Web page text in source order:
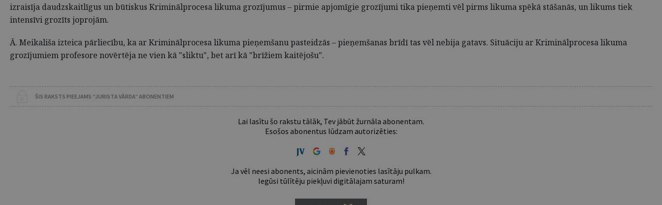
izraisīja daudzskaitlīgus un būtiskus Kriminālprocesa likuma grozījumus – pirmie apjomīgie grozījumi tika pieņemti vēl pirms likuma spēkā stāšanās, un likums tiek
intensīvi grozīts joprojām.
Ā. Meikališa izteica pārliecību, ka ar Kriminālprocesa likuma pieņemšanu pasteidzās – pieņemšanas brīdī tas vēl nebija gatavs. Situāciju ar Kriminālprocesa likuma
grozījumiem profesore novērtēja ne vien kā "sliktu", bet arī kā "brīžiem kaitējošu".
ŠIS RAKSTS PIEEJAMS “JURISTA VĀRDA” ABONENTIEM
Lai lasītu šo rakstu tālāk, Tev jābūt žurnāla abonentam.
Esošos abonentus lūdzam autorizēties:
Ja vēl neesi abonents, aicinām pievienoties lasītāju pulkam.
Iegūsi tūlītēju piekļuvi digitālajam saturam!